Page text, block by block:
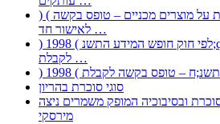
) ( פעמי להקלטת יצירות על מוצרים מכניים – טופס בקשה
לאישור חד …
) 1998 ( לפי חוק חופש המידע התשנ;quot&ח – טופס בקשה
לקבלת …
סוגי סוכרת בהריון
ובסיבוכיה המופק משמרים ניצה
מירסקי